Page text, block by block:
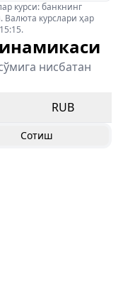
курси: банкнинг
Валюта курслари ҳар
нисбатан
RUB
Сотиш